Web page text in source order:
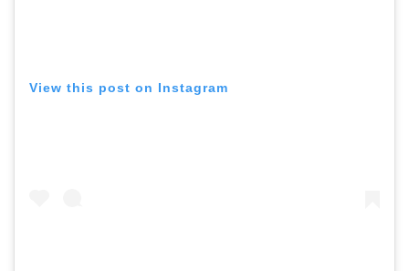
View this post on Instagram